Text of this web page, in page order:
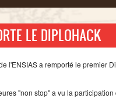
LE DIPLOHACK
l'ENSIASa remporté le premier
"non stop" a vu la participation